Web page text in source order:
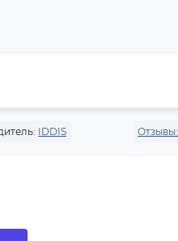
IDDIS Отзывы: